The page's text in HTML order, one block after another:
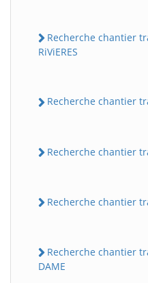
Recherche chantier
RiViERES
Recherche chantier
Recherche chantier
Recherche chantier
Recherche chantier
DAME